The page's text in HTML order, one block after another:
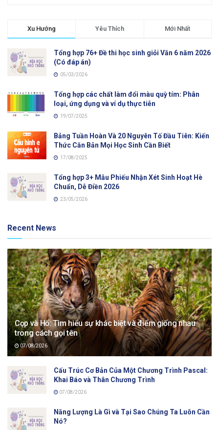
Xu Hướng Yêu Thích Mới Nhất
Tổng hợp 76+ Đề thi học sinh giỏi Văn 6 năm 2026
(Có đáp án)
05/03/2026
Tổng hợp các chất làm đổi màu quỳ tím: Phân
loại, ứng dụng và ví dụ thực tiễn
19/07/2025
Bảng Tuần Hoàn Và 20 Nguyên Tố Đầu Tiên: Kiến
Thức Căn Bản Mọi Học Sinh Cần Biết
17/08/2025
Tổng hợp 3+ Mẫu Phiếu Nhận Xét Sinh Hoạt Hè
Chuẩn, Dễ Điền 2026
23/05/2026
Recent News
Cọp và Hổ: Tìm hiểu sự khác biệt và điểm giống nhau
trong cách gọi tên
07/08/2026
Cấu Trúc Cơ Bản Của Một Chương Trình Pascal:
Khai Báo và Thân Chương Trình
07/08/2026
Năng Lượng Là Gì và Tại Sao Chúng Ta Luôn Cần
Nó?